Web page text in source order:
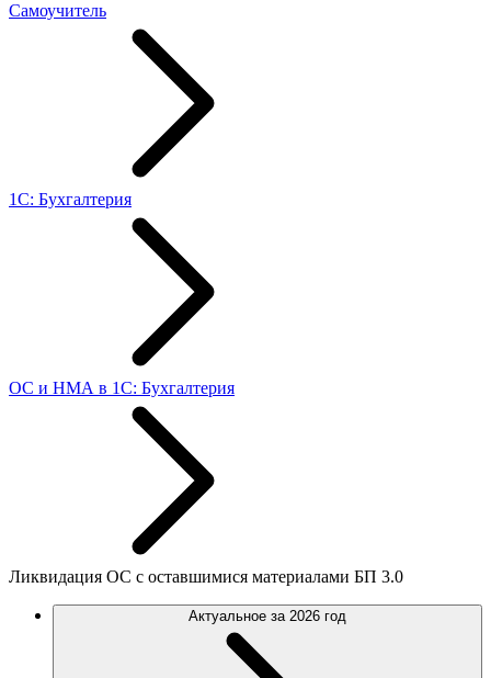
Самоучитель
1С: Бухгалтерия
ОС и НМА в 1С: Бухгалтерия
Ликвидация ОС с оставшимися материалами БП 3.0
Актуальное за 2026 год